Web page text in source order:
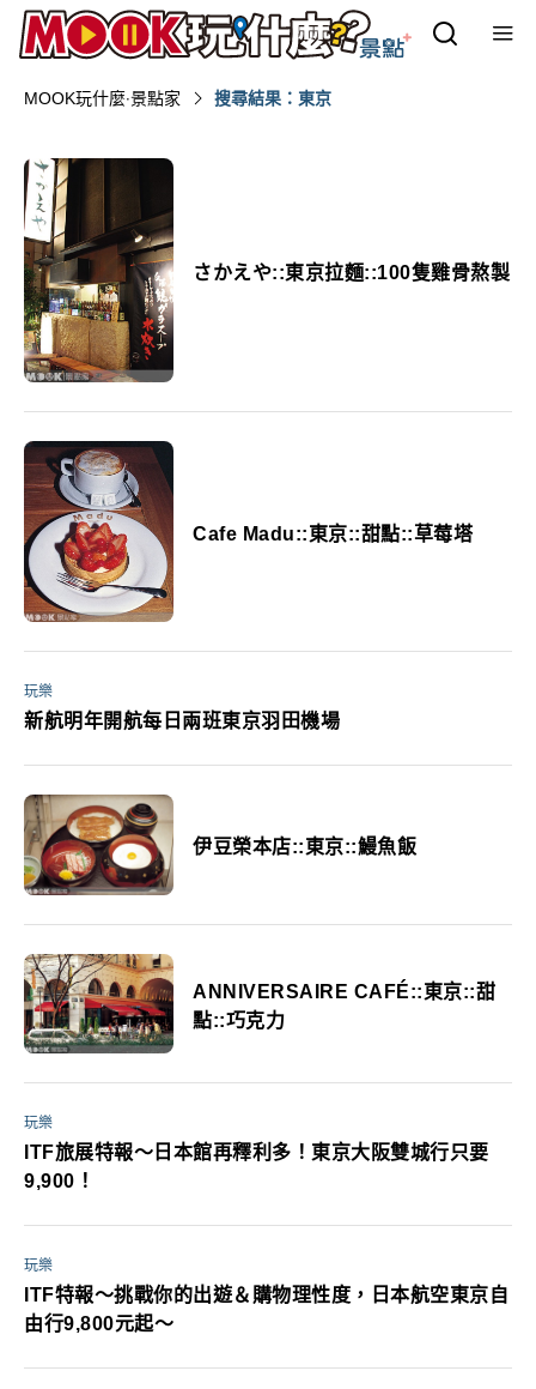
MOOK玩什麼‧景點家 搜尋結果：東京
さかえや::東京拉麵::100隻雞骨熬製
Cafe Madu::東京::甜點::草莓塔
玩樂
新航明年開航每日兩班東京羽田機場
伊豆榮本店::東京::鰻魚飯
ANNIVERSAIRE CAFÉ::東京::甜
點::巧克力
玩樂
ITF旅展特報～日本館再釋利多！東京大阪雙城行只要
9,900！
玩樂
ITF特報～挑戰你的出遊＆購物理性度，日本航空東京自
由行9,800元起～